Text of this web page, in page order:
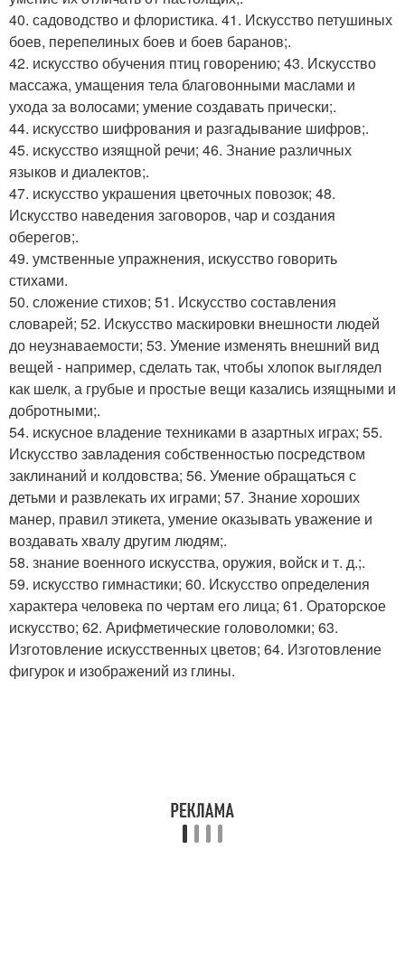
40. садоводство и флористика. 41. Искусство петушиных
боев, перепелиных боев и боев баранов;.
42. искусство обучения птиц говорению; 43. Искусство
массажа, умащения тела благовонными маслами и
ухода за волосами; умение создавать прически;.
44. искусство шифрования и разгадывание шифров;.
45. искусство изящной речи; 46. Знание различных
языков и диалектов;.
47. искусство украшения цветочных повозок; 48.
Искусство наведения заговоров, чар и создания
оберегов;.
49. умственные упражнения, искусство говорить
стихами.
50. сложение стихов; 51. Искусство составления
словарей; 52. Искусство маскировки внешности людей
до неузнаваемости; 53. Умение изменять внешний вид
вещей - например, сделать так, чтобы хлопок выглядел
как шелк, а грубые и простые вещи казались изящными и
добротными;.
54. искусное владение техниками в азартных играх; 55.
Искусство завладения собственностью посредством
заклинаний и колдовства; 56. Умение обращаться с
детьми и развлекать их играми; 57. Знание хороших
манер, правил этикета, умение оказывать уважение и
воздавать хвалу другим людям;.
58. знание военного искусства, оружия, войск и т. д.;.
59. искусство гимнастики; 60. Искусство определения
характера человека по чертам его лица; 61. Ораторское
искусство; 62. Арифметические головоломки; 63.
Изготовление искусственных цветов; 64. Изготовление
фигурок и изображений из глины.